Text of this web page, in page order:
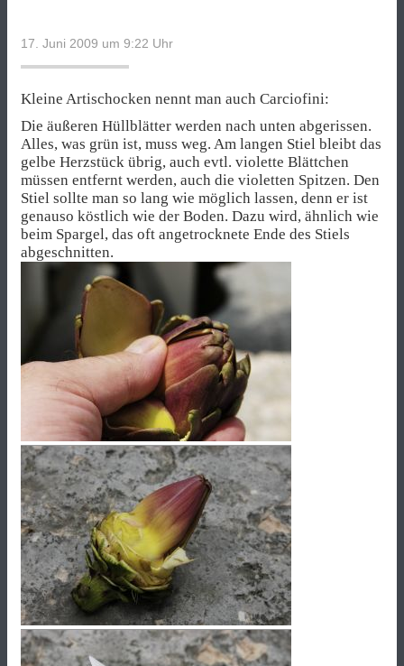
17. Juni 2009 um 9:22 Uhr
Kleine Artischocken nennt man auch Carciofini:
Die äußeren Hüllblätter werden nach unten abgerissen.
Alles, was grün ist, muss weg. Am langen Stiel bleibt das
gelbe Herzstück übrig, auch evtl. violette Blättchen
müssen entfernt werden, auch die violetten Spitzen. Den
Stiel sollte man so lang wie möglich lassen, denn er ist
genauso köstlich wie der Boden. Dazu wird, ähnlich wie
beim Spargel, das oft angetrocknete Ende des Stiels
abgeschnitten.